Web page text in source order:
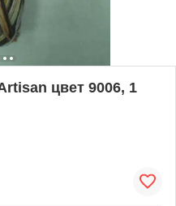
цвет 9006, 1